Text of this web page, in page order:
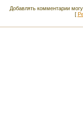
Добавлять комментарии
[